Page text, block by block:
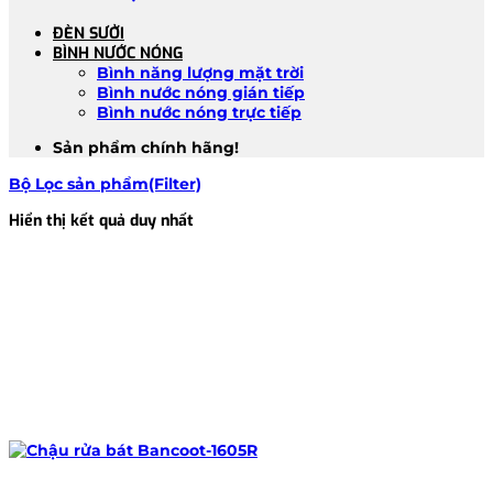
ĐÈN SƯỞI
BÌNH NƯỚC NÓNG
Bình năng lượng mặt trời
Bình nước nóng gián tiếp
Bình nước nóng trực tiếp
Sản phẩm chính hãng!
Bộ Lọc sản phẩm(Filter)
Hiển thị kết quả duy nhất